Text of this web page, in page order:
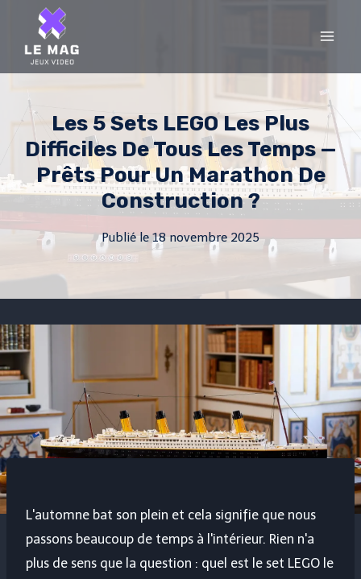
content
Les 5 Sets LEGO Les Plus
Difficiles De Tous Les Temps —
Prêts Pour Un Marathon De
Construction ?
Publié le18 novembre 2025
L'automne bat son plein et cela signifie que nous
passons beaucoup de temps à l'intérieur. Rien n'a
plus de sens que la question : quel est le set LEGO le